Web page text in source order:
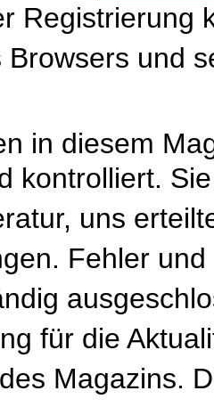
Registrierung
Browsers und
in diesem
kontrolliert.
uns
Fehler
für die
Magazins.